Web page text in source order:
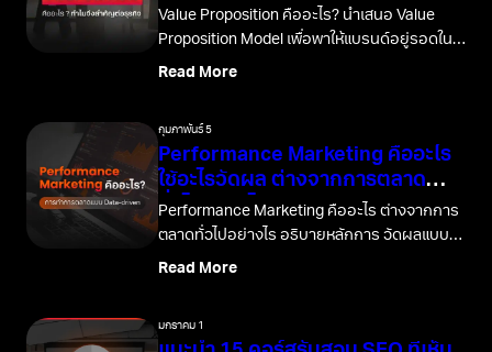
Value Proposition คืออะไร? นำเสนอ Value
Proposition Model เพื่อพาให้แบรนด์อยู่รอดใน
ยุคที่การตลาดมีการแข่งขันสูง สร้างความแตก
Read More
กุมภาพันธ์ 5
Performance Marketing คืออะไร
ใช้อะไรวัดผล ต่างจากการตลาด
ทั่วไปอย่างไร ?
Performance Marketing คืออะไร ต่างจากการ
ตลาดทั่วไปอย่างไร อธิบายหลักการ วัดผลแบบ
ไหน ใช้กับธุรกิจใด พร้อมตัวอย่างการใช้งานจริง
Read More
มกราคม 1